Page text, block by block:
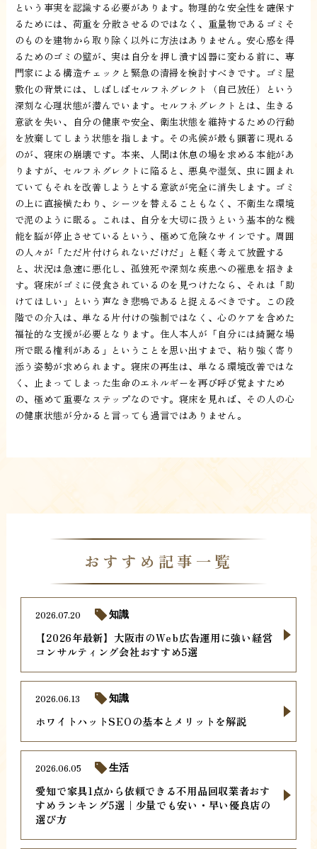
という事実を認識する必要があります。物理的な安全性を確保す
るためには、荷重を分散させるのではなく、重量物であるゴミそ
のものを建物から取り除く以外に方法はありません。安心感を得
るためのゴミの壁が、実は自分を押し潰す凶器に変わる前に、専
門家による構造チェックと緊急の清掃を検討すべきです。ゴミ屋
敷化の背景には、しばしばセルフネグレクト（自己放任）という
深刻な心理状態が潜んでいます。セルフネグレクトとは、生きる
意欲を失い、自分の健康や安全、衛生状態を維持するための行動
を放棄してしまう状態を指します。その兆候が最も顕著に現れる
のが、寝床の崩壊です。本来、人間は休息の場を求める本能があ
りますが、セルフネグレクトに陥ると、悪臭や湿気、虫に囲まれ
ていてもそれを改善しようとする意欲が完全に消失します。ゴミ
の上に直接横たわり、シーツを替えることもなく、不衛生な環境
で泥のように眠る。これは、自分を大切に扱うという基本的な機
能を脳が停止させているという、極めて危険なサインです。周囲
の人々が「ただ片付けられないだけだ」と軽く考えて放置する
と、状況は急速に悪化し、孤独死や深刻な疾患への罹患を招きま
す。寝床がゴミに侵食されているのを見つけたなら、それは「助
けてほしい」という声なき悲鳴であると捉えるべきです。この段
階での介入は、単なる片付けの強制ではなく、心のケアを含めた
福祉的な支援が必要となります。住人本人が「自分には綺麗な場
所で眠る権利がある」ということを思い出すまで、粘り強く寄り
添う姿勢が求められます。寝床の再生は、単なる環境改善ではな
く、止まってしまった生命のエネルギーを再び呼び覚ますため
の、極めて重要なステップなのです。寝床を見れば、その人の心
の健康状態が分かると言っても過言ではありません。
おすすめ記事一覧
【2026年最新】大阪市のWeb広告運用に強い経営
コンサルティング会社おすすめ5選
2026.07.20 知識
ホワイトハットSEOの基本とメリットを解説
2026.06.13 知識
愛知で家具1点から依頼できる不用品回収業者おす
すめランキング5選｜少量でも安い・早い優良店の
選び方
2026.06.05 生活